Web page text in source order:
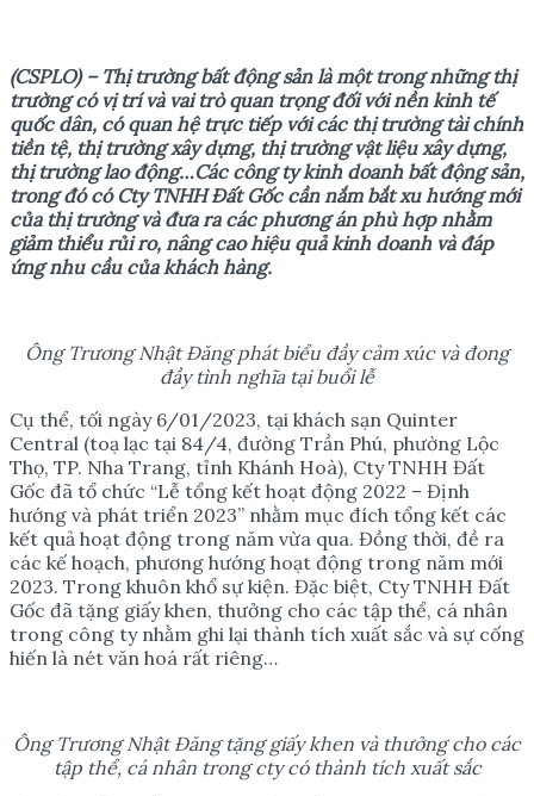
(CSPLO) – Thị trường bất động sản là một trong những thị
trường có vị trí và vai trò quan trọng đối với nền kinh tế
quốc dân, có quan hệ trực tiếp với các thị trường tài chính
tiền tệ, thị trường xây dựng, thị trường vật liệu xây dựng,
thị trường lao động…Các công ty kinh doanh bất động sản,
trong đó có Cty TNHH Đất Gốccần nắm bắt xu hướng mới
của thị trường và đưa ra các phương án phù hợp nhằm
giảm thiểu rủi ro, nâng cao hiệu quả kinh doanh và đáp
ứng nhu cầu của khách hàng.
Ông Trương Nhật Đăng phát biểu đầy cảm xúc và đong
đầy tình nghĩa tại buổi lễ
Cụ thể, tối ngày 6/01/2023, tại khách sạn Quinter
Central (toạ lạc tại 84/4, đường Trần Phú, phường Lộc
Thọ, TP. Nha Trang, tỉnh Khánh Hoà), Cty TNHH Đất
Gốc đã tổ chức “Lễ tổng kết hoạt động 2022 – Định
hướng và phát triển 2023” nhằm mục đích tổng kết các
kết quả hoạt động trong năm vừa qua. Đồng thời, đề ra
các kế hoạch, phương hướng hoạt động trong năm mới
2023. Trong khuôn khổ sự kiện. Đặc biệt, Cty TNHH Đất
Gốc đã tặng giấy khen, thưởng cho các tập thể, cá nhân
trong công ty nhằm ghi lại thành tích xuất sắc và sự cống
hiến là nét văn hoá rất riêng…
Ông Trương Nhật Đăng tặng giấy khen và thưởng cho các
tập thể, cá nhân trong cty có thành tích xuất sắc